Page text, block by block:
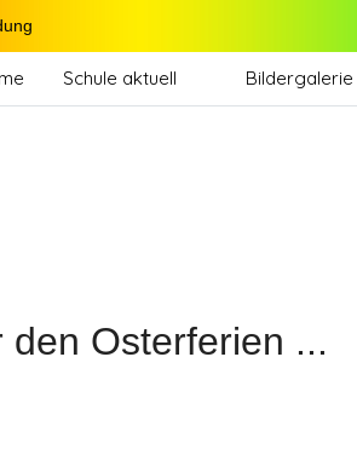
Schule aktuell Bildergalerie
Osterferien ...